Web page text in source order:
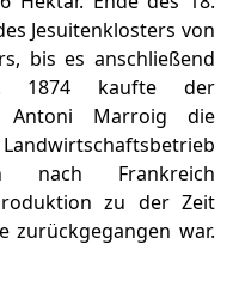
Jesuitenklosters von
bis es anschließend
1874 kaufte der
Antoni Marroig die
Frankreich
zu der Zeit
zurückgegangen war.